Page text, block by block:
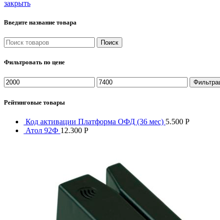
закрыть
Введите название товара
Поиск
Фильтровать по цене
Минимальная
цена
Максимальная
цена
Рейтинговые товары
Код активации Платформа ОФД (36 мес) 5.500 Р
Атол 92Ф 12.300 Р